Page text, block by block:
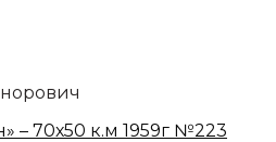
– 70х50 к.м 1959г №223